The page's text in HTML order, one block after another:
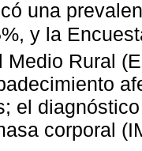
una
y la
Medio Rural
el
corporal